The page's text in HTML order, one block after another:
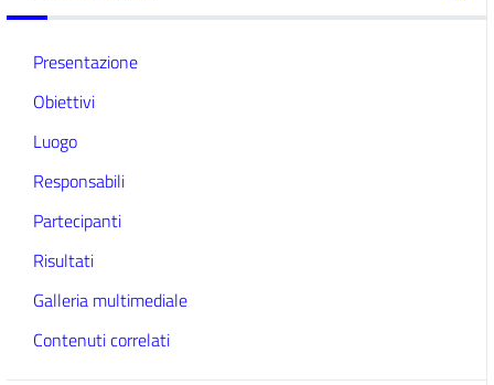
Presentazione
Obiettivi
Luogo
Responsabili
Partecipanti
Risultati
Galleria multimediale
Contenuti correlati